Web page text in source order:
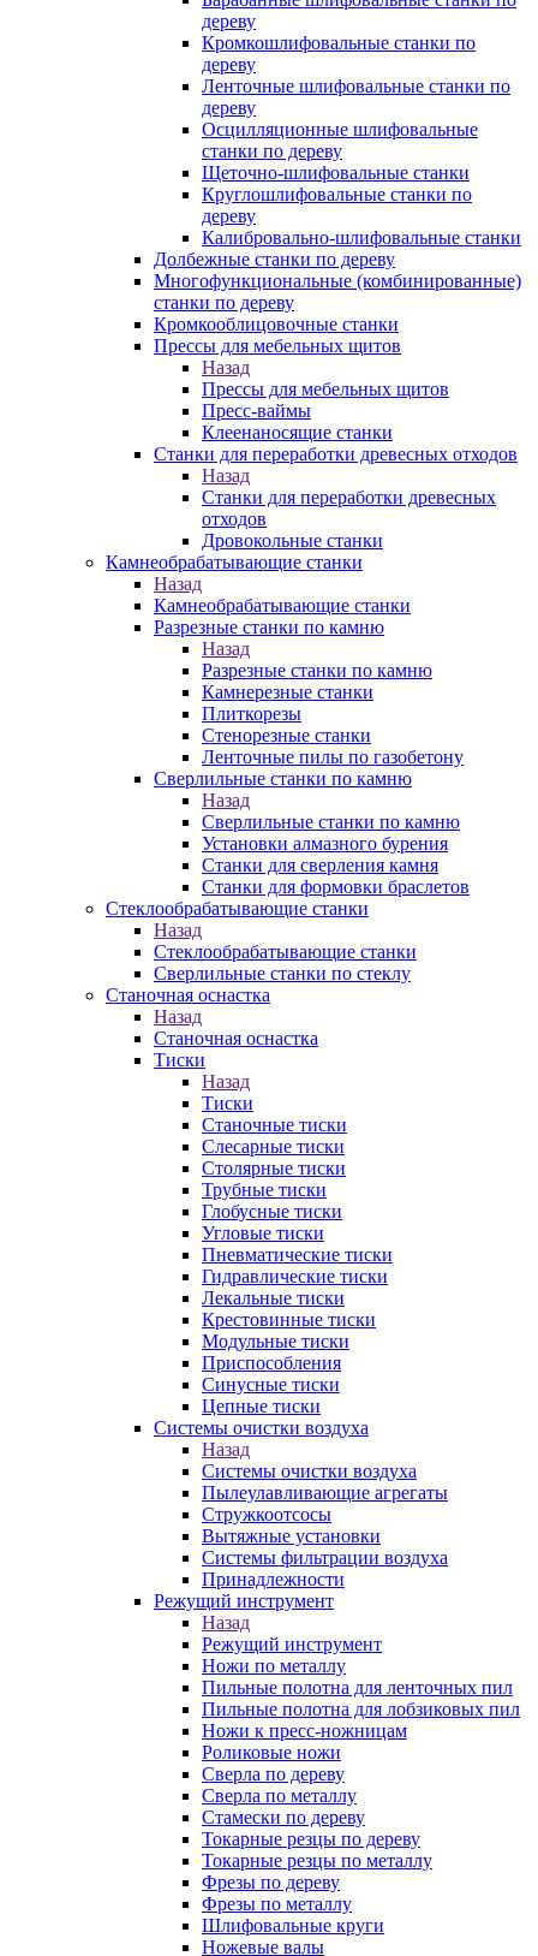
дереву
Кромкошлифовальные станки по
дереву
Ленточные шлифовальные станки по
дереву
Осцилляционные шлифовальные
станки по дереву
Щеточно-шлифовальные станки
Круглошлифовальные станки по
дереву
Калибровально-шлифовальные станки
Долбежные станки по дереву
Многофункциональные (комбинированные)
станки по дереву
Кромкооблицовочные станки
Прессы для мебельных щитов
Назад
Прессы для мебельных щитов
Пресс-ваймы
Клеенаносящие станки
Станки для переработки древесных отходов
Назад
Станки для переработки древесных
отходов
Дровокольные станки
Камнеобрабатывающие станки
Назад
Камнеобрабатывающие станки
Разрезные станки по камню
Назад
Разрезные станки по камню
Камнерезные станки
Плиткорезы
Стенорезные станки
Ленточные пилы по газобетону
Сверлильные станки по камню
Назад
Сверлильные станки по камню
Установки алмазного бурения
Станки для сверления камня
Станки для формовки браслетов
Стеклообрабатывающие станки
Назад
Стеклообрабатывающие станки
Сверлильные станки по стеклу
Станочная оснастка
Назад
Станочная оснастка
Тиски
Назад
Тиски
Станочные тиски
Слесарные тиски
Столярные тиски
Трубные тиски
Глобусные тиски
Угловые тиски
Пневматические тиски
Гидравлические тиски
Лекальные тиски
Крестовинные тиски
Модульные тиски
Приспособления
Синусные тиски
Цепные тиски
Системы очистки воздуха
Назад
Системы очистки воздуха
Пылеулавливающие агрегаты
Стружкоотсосы
Вытяжные установки
Системы фильтрации воздуха
Принадлежности
Режущий инструмент
Назад
Режущий инструмент
Ножи по металлу
Пильные полотна для ленточных пил
Пильные полотна для лобзиковых пил
Ножи к пресс-ножницам
Роликовые ножи
Сверла по дереву
Сверла по металлу
Стамески по дереву
Токарные резцы по дереву
Токарные резцы по металлу
Фрезы по дереву
Фрезы по металлу
Шлифовальные круги
Ножевые валы